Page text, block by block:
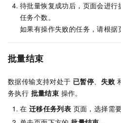
待批量恢复成功后，页面会进
任务个数。
如果有操作失败的任务，请根据
批量结束
数据传输支持对处于 已暂停 失败
务执行 批量结束 操作。
在 迁移任务列表 页面，选择需